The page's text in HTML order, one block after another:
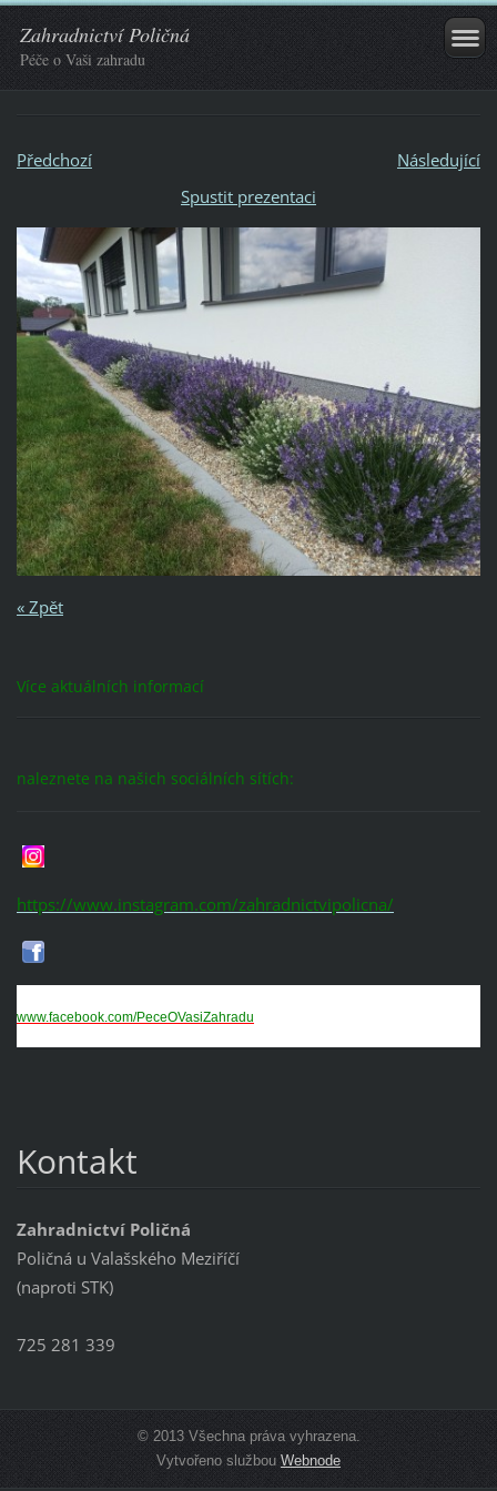
Zahradnictví Poličná
Péče o Vaši zahradu
Předchozí
Následující
Spustit prezentaci
« Zpět
Více aktuálních informací
naleznete na našich sociálních sítích:
https://www.instagram.com/zahradnictvipolicna/
www.facebook.com/PeceOVasiZahradu
Kontakt
Zahradnictví Poličná
Poličná u Valašského Meziříčí
(naproti STK)
725 281 339
© 2013 Všechna práva vyhrazena.
Vytvořeno službouWebnode